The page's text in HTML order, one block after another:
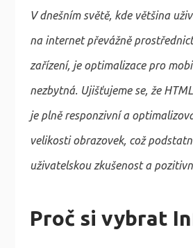
V dnešním světě, kde většina
na internet převážně
zařízení, je optimalizace pro
nezbytná. Ujišťujeme se, že
je plně responzivní a
velikosti obrazovek, což
uživatelskou zkušenost a
Proč si vybrat